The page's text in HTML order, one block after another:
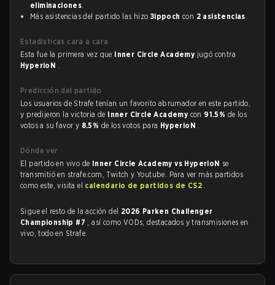
eliminaciones.
Más asistencias del partido las hizo Зippoch con 2 asistencias.
Estadísticas cara a cara
Esta fue la primera vez que Inner Circle Academy jugó contra
HyperioN .
Predicción del partido
Los usuarios de Strafe tenían un favorito abrumador en este partido,
y predijeron la victoria de Inner Circle Academy con 91.5% de los
votos a su favor y 8.5% de los votos para HyperioN .
Dónde ver
El partido en vivo de Inner Circle Academy vs HyperioN se
transmitió en strafe.com, Twitch y Youtube. Para ver más partidos
como este, visita el calendario de partidos de CS2 .
Sigue el resto de la acción del 2026 Parken Challenger
Championship #7 , así como VODs, destacados y transmisiones en
vivo, todo en Strafe.